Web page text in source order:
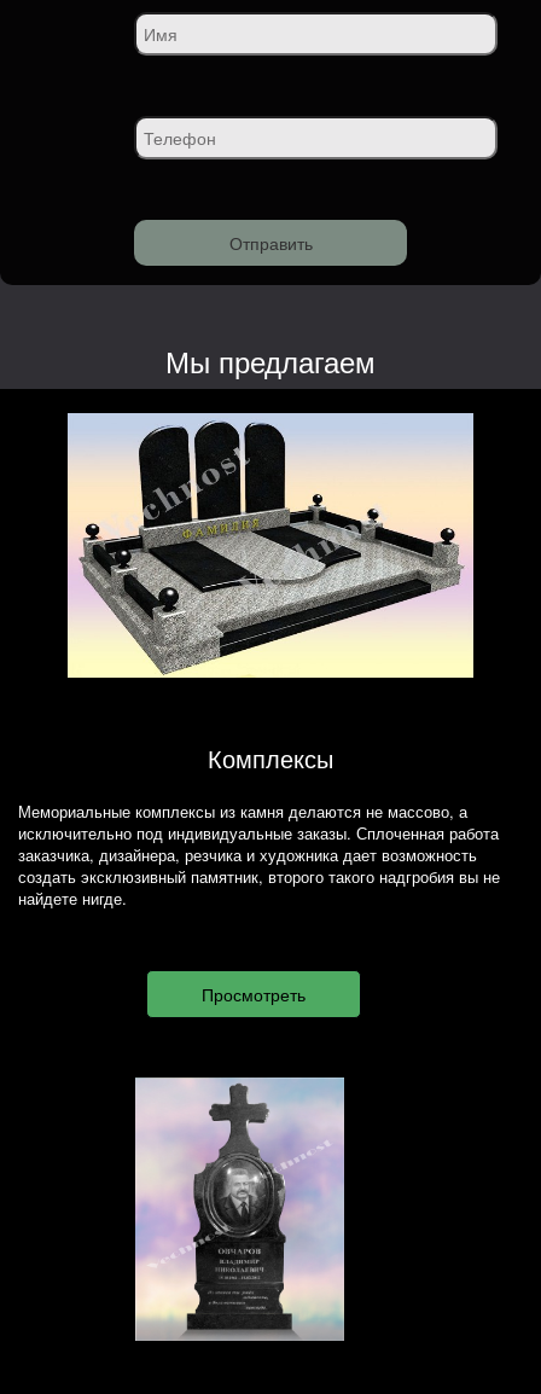
Мы предлагаем
Комплексы
Мемориальные комплексы из камня делаются не массово, а
исключительно под индивидуальные заказы. Сплоченная работа
заказчика, дизайнера, резчика и художника дает возможность
создать эксклюзивный памятник, второго такого надгробия вы не
найдете нигде.